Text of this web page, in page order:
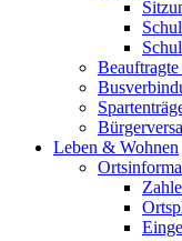
Leben & Wohnen